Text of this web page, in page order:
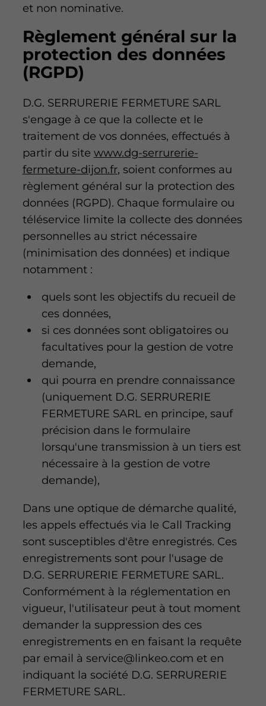
et non nominative.
Règlement général sur la
protection des données
(RGPD)
D.G. SERRURERIE FERMETURE SARL
s'engage à ce que la collecte et le
traitement de vos données, effectués à
partir du site www.dg-serrurerie-
fermeture-dijon.fr, soient conformes au
règlement général sur la protection des
données (RGPD). Chaque formulaire ou
téléservice limite la collecte des données
personnelles au strict nécessaire
(minimisation des données) et indique
notamment :
quels sont les objectifs du recueil de
ces données,
si ces données sont obligatoires ou
facultatives pour la gestion de votre
demande,
qui pourra en prendre connaissance
(uniquement D.G. SERRURERIE
FERMETURE SARL en principe, sauf
précision dans le formulaire
lorsqu'une transmission à un tiers est
nécessaire à la gestion de votre
demande),
Dans une optique de démarche qualité,
les appels effectués via le Call Tracking
sont susceptibles d'être enregistrés. Ces
enregistrements sont pour l'usage de
D.G. SERRURERIE FERMETURE SARL.
Conformément à la réglementation en
vigueur, l'utilisateur peut à tout moment
demander la suppression des ces
enregistrements en en faisant la requête
par email à service@linkeo.com et en
indiquant la société D.G. SERRURERIE
FERMETURE SARL.